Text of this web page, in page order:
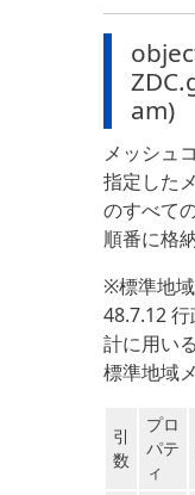
am)
メッシュ
指定した
のすべて
順番に格
※標準地
48.7.12
計に用い
標準地域
引
数
プロ
パテ
ィ